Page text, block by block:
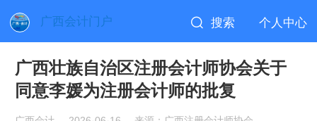
广西会计门户 搜索 个人中心
广西壮族自治区注册会计师协会关于
同意李媛为注册会计师的批复